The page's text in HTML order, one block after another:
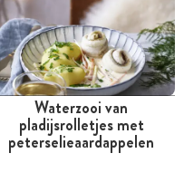
Tussen 30 minuten en 1
uur
Waterzooi van
pladijsrolletjes met
peterselieaardappelen